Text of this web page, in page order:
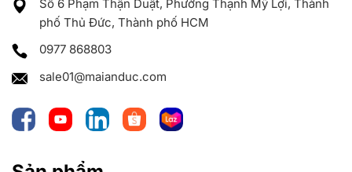
Số 6 Phạm Thận Duật, Phường Thạnh Mỹ Lợi, Thành
phố Thủ Đức, Thành phố HCM
0977 868803
sale01@maianduc.com